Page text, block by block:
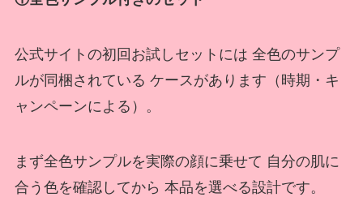
公式サイトの初回お試しセットには 全色のサンプ
ルが同梱されている ケースがあります（時期・キ
ャンペーンによる）。
まず全色サンプルを実際の顔に乗せて 自分の肌に
合う色を確認してから 本品を選べる設計です。